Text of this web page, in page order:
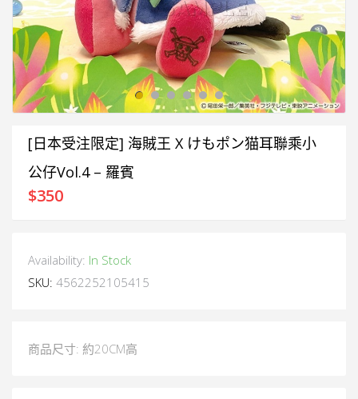
[日本受注限定] 海賊王 X けもポン猫耳聯乘小
公仔Vol.4 – 羅賓
$350
Availability: In Stock
SKU: 4562252105415
商品尺寸: 約20CM高